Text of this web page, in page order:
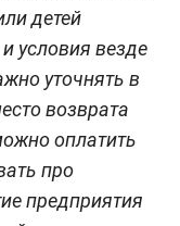
детей
условия везде
уточнять в
возврата
оплатить
про
предприятия